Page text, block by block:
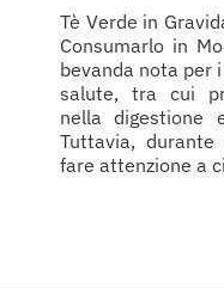
Tè Verde in
Consumarlo in
bevanda nota per
salute, tra cui
nella digestione
Tuttavia,
fare attenzione a